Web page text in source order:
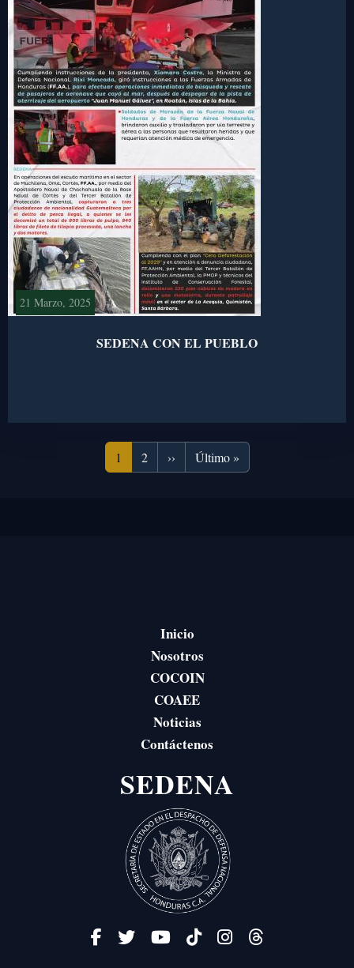
21 Marzo, 2025
SEDENA CON EL PUEBLO
Página actual
1 Página
2 Siguiente página
›› Última página
Último »
Inicio
Nosotros
COCOIN
COAEE
Noticias
Contáctenos
SEDENA